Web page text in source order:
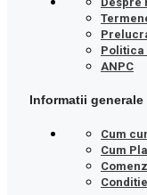
Politica
ANPC
Informatii generale
Cum
Cum